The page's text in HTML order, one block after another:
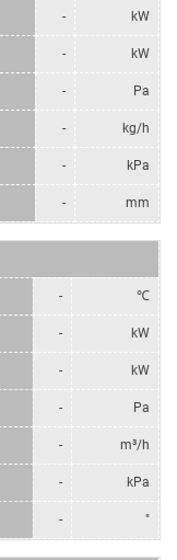
- kW
- kW
- Pa
- kg/h
- kPa
- mm
- ℃
- kW
- kW
- Pa
- m³/h
- kPa
- "